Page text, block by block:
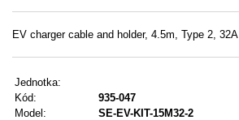
Registrace
EV charger cable and holder, 4.5m, Type 2, 32A
Jednotka:
Kód:
935-047
Model:
SE-EV-KIT-15M32-2